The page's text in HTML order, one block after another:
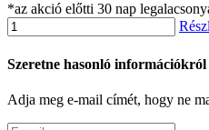
*az akció előtti 30 nap
Szeretne hasonló információkról
Adja meg e-mail címét, hogy ne